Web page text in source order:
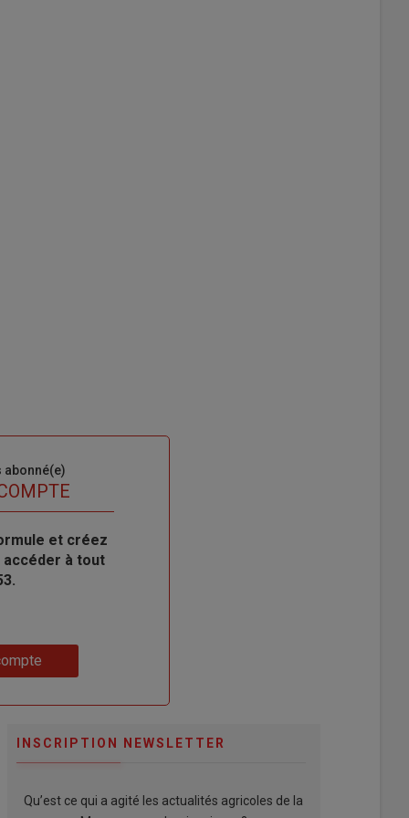
abonné(e)
et créez
à tout
INSCRIPTION NEWSLETTER
Qu’est ce qui a agité les actualités agricoles de la